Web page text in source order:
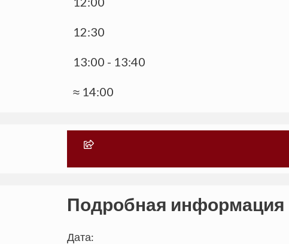
12:30
13:00 - 13:40
≈ 14:00
Подробная информация
Дата: